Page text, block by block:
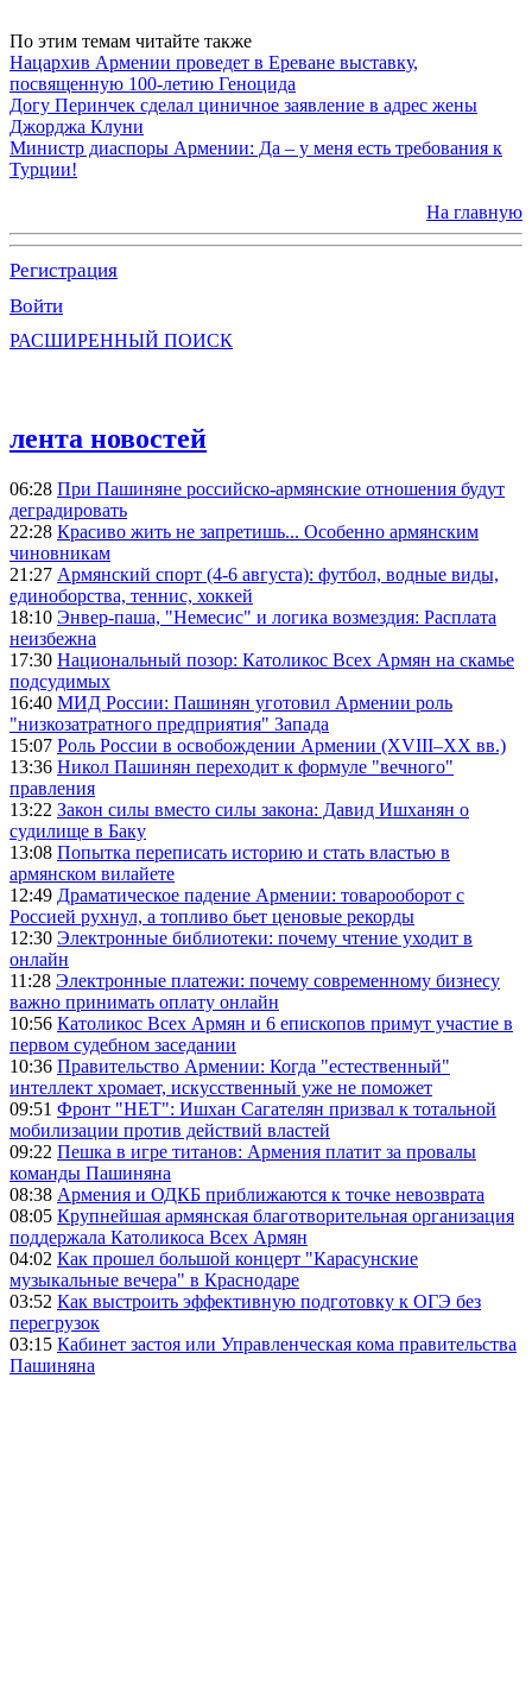
По этим темам читайте также
Нацархив Армении проведет в Ереване выставку,
посвященную 100-летию Геноцида
Догу Перинчек сделал циничное заявление в адрес жены
Джорджа Клуни
Министр диаспоры Армении: Да – у меня есть требования к
Турции!
На главную
Регистрация
Войти
РАСШИРЕННЫЙ ПОИСК
лента новостей
06:28 При Пашиняне российско-армянские отношения будут
деградировать
22:28 Красиво жить не запретишь... Особенно армянским
чиновникам
21:27 Армянский спорт (4-6 августа): футбол, водные виды,
единоборства, теннис, хоккей
18:10 Энвер-паша, "Немесис" и логика возмездия: Расплата
неизбежна
17:30 Национальный позор: Католикос Всех Армян на скамье
подсудимых
16:40 МИД России: Пашинян уготовил Армении роль
"низкозатратного предприятия" Запада
15:07 Роль России в освобождении Армении (XVIII–XX вв.)
13:36 Никол Пашинян переходит к формуле "вечного"
правления
13:22 Закон силы вместо силы закона: Давид Ишханян о
судилище в Баку
13:08 Попытка переписать историю и стать властью в
армянском вилайете
12:49 Драматическое падение Армении: товарооборот с
Россией рухнул, а топливо бьет ценовые рекорды
12:30 Электронные библиотеки: почему чтение уходит в
онлайн
11:28 Электронные платежи: почему современному бизнесу
важно принимать оплату онлайн
10:56 Католикос Всех Армян и 6 епископов примут участие в
первом судебном заседании
10:36 Правительство Армении: Когда "естественный"
интеллект хромает, искусственный уже не поможет
09:51 Фронт "НЕТ": Ишхан Сагателян призвал к тотальной
мобилизации против действий властей
09:22 Пешка в игре титанов: Армения платит за провалы
команды Пашиняна
08:38 Армения и ОДКБ приближаются к точке невозврата
08:05 Крупнейшая армянская благотворительная организация
поддержала Католикоса Всех Армян
04:02 Как прошел большой концерт "Карасунские
музыкальные вечера" в Краснодаре
03:52 Как выстроить эффективную подготовку к ОГЭ без
перегрузок
03:15 Кабинет застоя или Управленческая кома правительства
Пашиняна